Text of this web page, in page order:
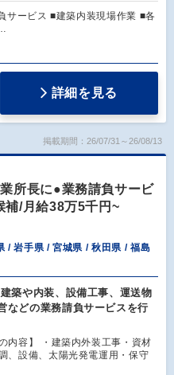
サービス ■建築内装現場作業 ■各
詳細を見る
掲載期間：26/07/31～26/08/13
所長に●業務請負サービ
補/月給38万5千円~
/ 岩手県 / 宮城県 / 秋田県 / 福島
築や内装、設備工事、運送物
などの業務請負サービスを行
内容】 ・建築内外装工事・資材
、設備、太陽光発電運用・保守